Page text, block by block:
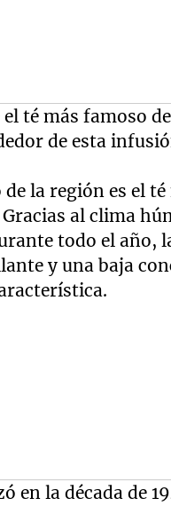
té más famoso
de esta
la región es el
al clima
todo el año,
y una baja
en la década de